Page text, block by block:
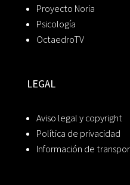
Proyecto Noria
Psicología
OctaedroTV
LEGAL
Aviso legal y copyright
Política de privacidad
Información de